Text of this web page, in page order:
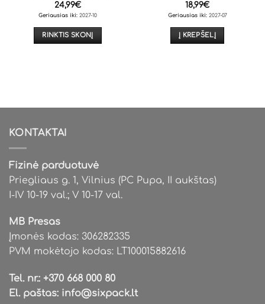
24,99€
Geriausias iki: 2027-10
RINKTIS SKONĮ
chosen
the
product
18,99€
Geriausias iki:2027-07
Į KREPŠELĮ
KONTAKTAI
Fizinė parduotuvė
Priegliaus g. 1, Vilnius (PC Pupa, II aukštas)
I-IV 10-19 val.; V 10-17 val.
MB Presas
Įmonės kodas: 306282335
PVM mokėtojo kodas: LT100015882616
Tel. nr.: +370 668 000 80
El. paštas: info@sixpack.lt